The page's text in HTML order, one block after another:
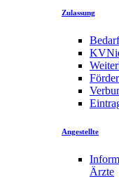
Zulassung
Angestellte
Ärzte